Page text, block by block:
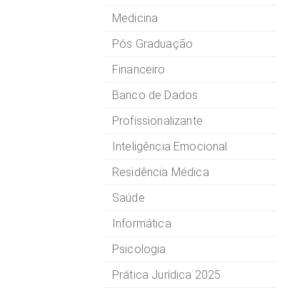
Medicina
Pós Graduação
Financeiro
Banco de Dados
Profissionalizante
Inteligência Emocional
Residência Médica
Saúde
Informática
Psicologia
Prática Jurídica 2025